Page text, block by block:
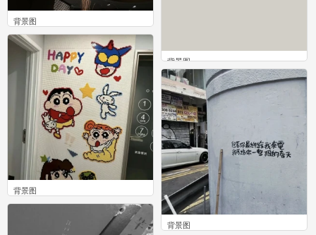
背景图
0
背景图
0
背景图
0
背景图